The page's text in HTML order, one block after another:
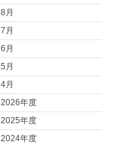
8月
7月
6月
5月
4月
2026年度
2025年度
2024年度